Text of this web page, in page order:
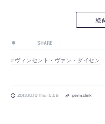
続
SHARE
ヴィンセント・ヴァン・ダイセン
2013.10.10 Thu 15:59 permalink